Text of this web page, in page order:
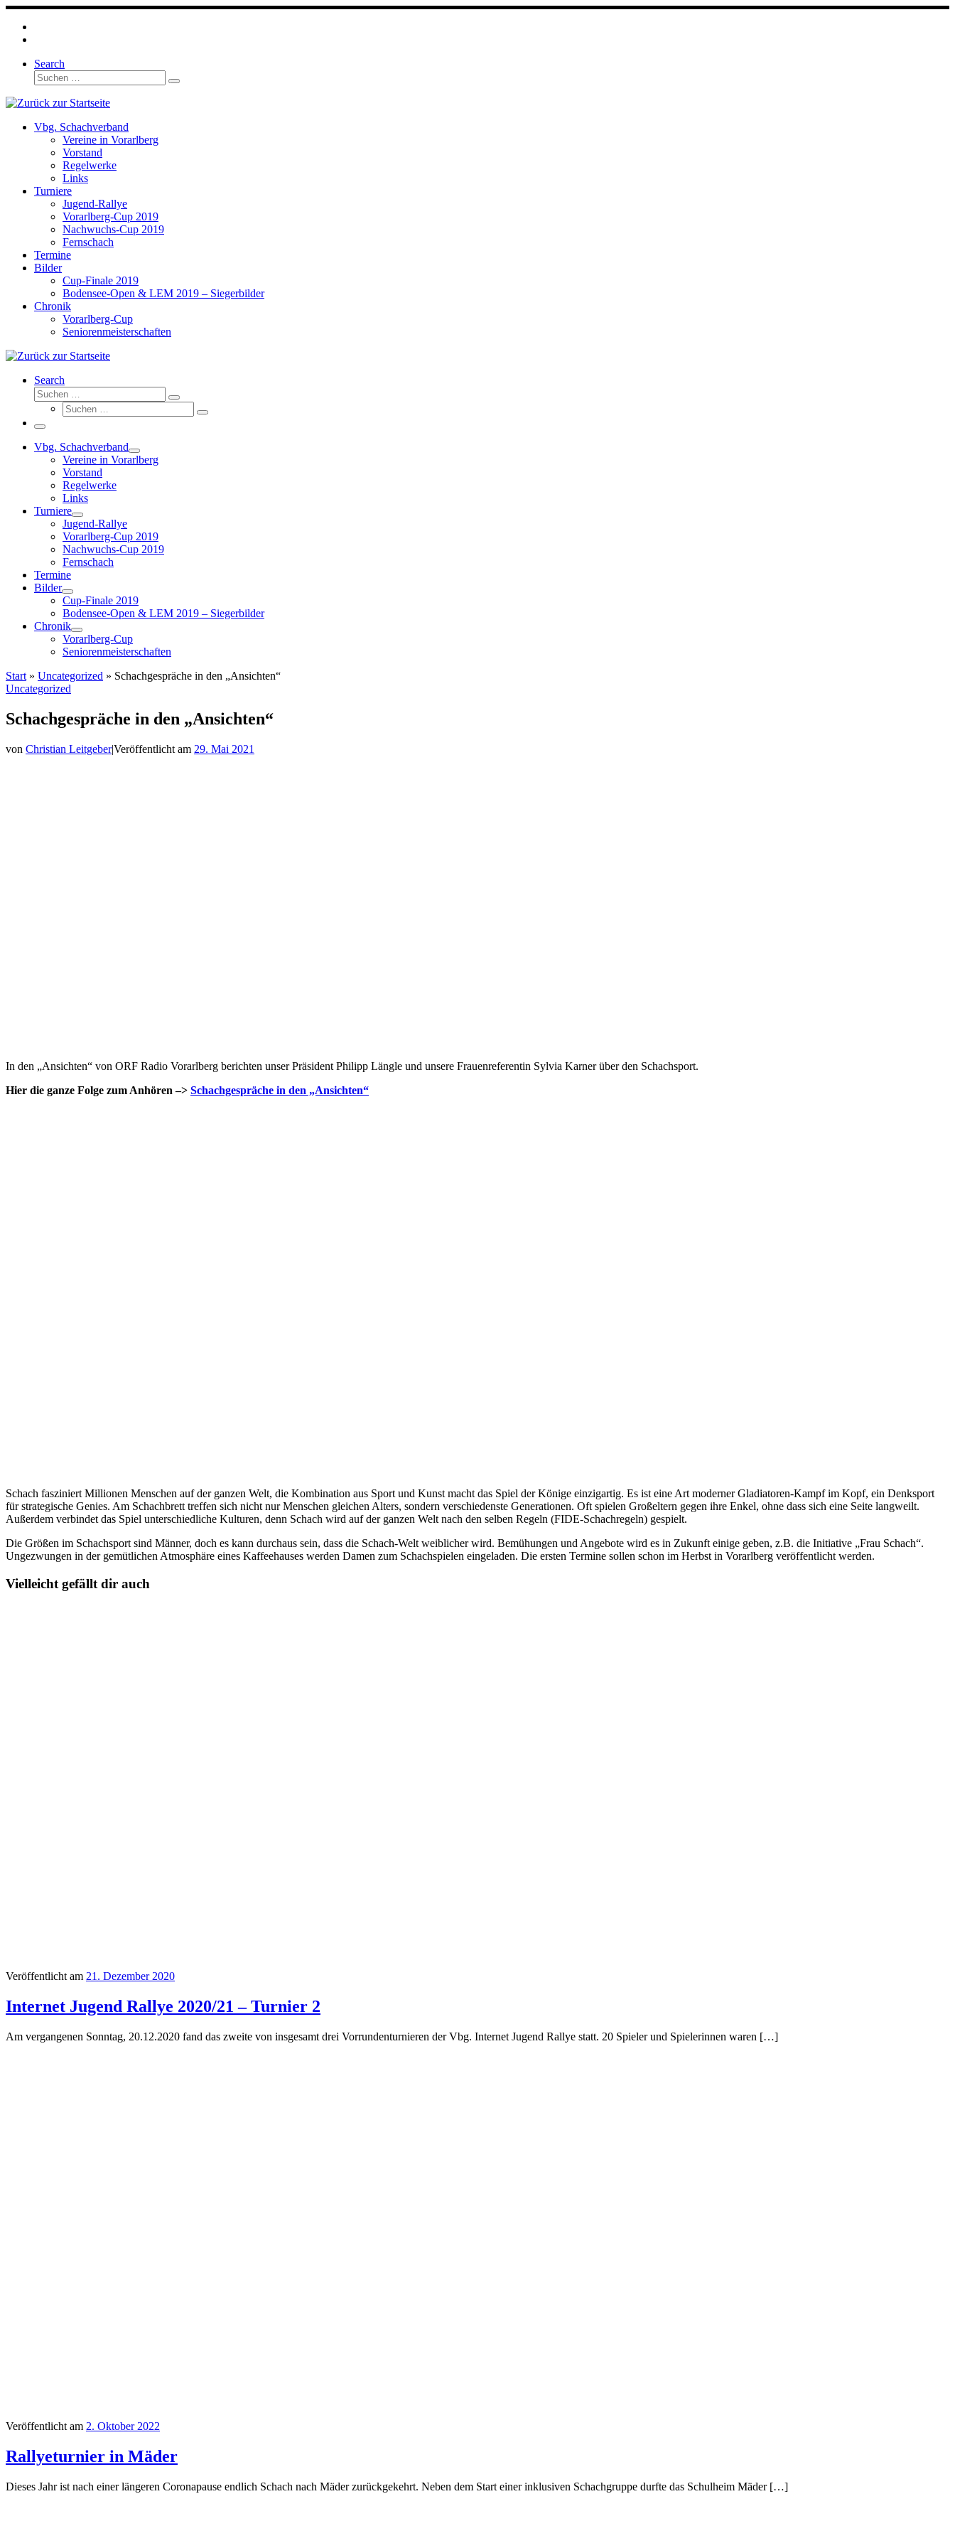
Zum
Inhalt
springen
Search
Suche
Suchen …
Vbg. Schachverband
Vereine in Vorarlberg
Vorstand
Regelwerke
Links
Turniere
Jugend-Rallye
Vorarlberg-Cup 2019
Nachwuchs-Cup 2019
Fernschach
Termine
Bilder
Cup-Finale 2019
Bodensee-Open & LEM 2019 – Siegerbilder
Chronik
Vorarlberg-Cup
Seniorenmeisterschaften
Search
Suche
Suchen …
Suche
Suchen …
Menü
Vbg. Schachverband
Vereine in Vorarlberg
Vorstand
Regelwerke
Links
Turniere
Jugend-Rallye
Vorarlberg-Cup 2019
Nachwuchs-Cup 2019
Fernschach
Termine
Bilder
Cup-Finale 2019
Bodensee-Open & LEM 2019 – Siegerbilder
Chronik
Vorarlberg-Cup
Seniorenmeisterschaften
Start » Uncategorized » Schachgespräche in den „Ansichten“
Uncategorized
Schachgespräche in den „Ansichten“
von Christian Leitgeber|Veröffentlicht am 29. Mai 2021
In den „Ansichten“ von ORF Radio Vorarlberg berichten unser Präsident Philipp Längle und unsere Frauenreferentin Sylvia Karner über den Schachsport.
Hier die ganze Folge zum Anhören –> Schachgespräche in den „Ansichten“
Schach fasziniert Millionen Menschen auf der ganzen Welt, die Kombination aus Sport und Kunst macht das Spiel der Könige einzigartig. Es ist eine Art moderner Gladiatoren-Kampf im Kopf, ein Denksport
für strategische Genies. Am Schachbrett treffen sich nicht nur Menschen gleichen Alters, sondern verschiedenste Generationen. Oft spielen Großeltern gegen ihre Enkel, ohne dass sich eine Seite langweilt.
Außerdem verbindet das Spiel unterschiedliche Kulturen, denn Schach wird auf der ganzen Welt nach den selben Regeln (FIDE-Schachregeln) gespielt.
Die Größen im Schachsport sind Männer, doch es kann durchaus sein, dass die Schach-Welt weiblicher wird. Bemühungen und Angebote wird es in Zukunft einige geben, z.B. die Initiative „Frau Schach“.
Ungezwungen in der gemütlichen Atmosphäre eines Kaffeehauses werden Damen zum Schachspielen eingeladen. Die ersten Termine sollen schon im Herbst in Vorarlberg veröffentlicht werden.
Vielleicht gefällt dir auch
Veröffentlicht am 21. Dezember 2020
Internet Jugend Rallye 2020/21 – Turnier 2
Am vergangenen Sonntag, 20.12.2020 fand das zweite von insgesamt drei Vorrundenturnieren der Vbg. Internet Jugend Rallye statt. 20 Spieler und Spielerinnen waren […]
Veröffentlicht am 2. Oktober 2022
Rallyeturnier in Mäder
Dieses Jahr ist nach einer längeren Coronapause endlich Schach nach Mäder zurückgekehrt. Neben dem Start einer inklusiven Schachgruppe durfte das Schulheim Mäder […]